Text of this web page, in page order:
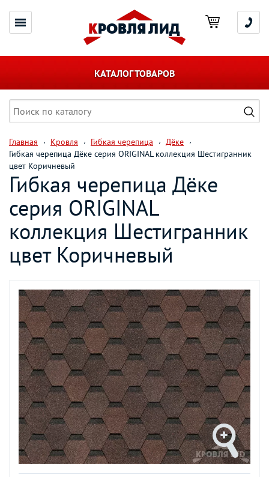
КАТАЛОГ ТОВАРОВ
Главная Кровля Гибкая черепица
Дёке
Гибкая черепица Дёке серия ORIGINAL коллекция Шестигранник
цвет Коричневый
Гибкая черепица Дёке
серия ORIGINAL
коллекция Шестигранник
цвет Коричневый